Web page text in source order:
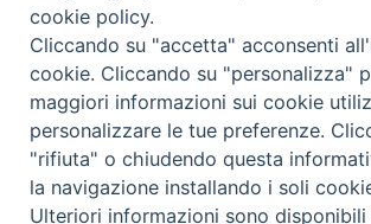
Copyright © 2019 - Tutti i
Trentina Editrice
Privacy Policy
cookie policy.
Cliccando su "accetta" acconsenti
cookie. Cliccando su "personalizza"
maggiori informazioni sui cookie
personalizzare le tue preferenze.
"rifiuta" o chiudendo questa
la navigazione installando i soli
Ulteriori informazioni sono